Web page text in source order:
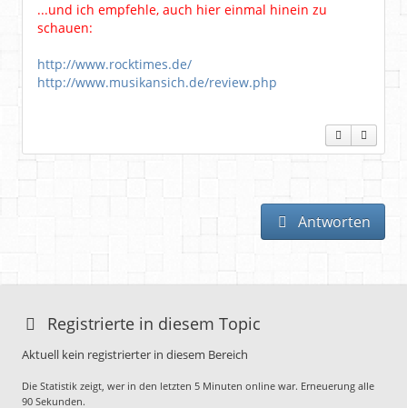
...und ich empfehle, auch hier einmal hinein zu
schauen:
http://www.rocktimes.de/
http://www.musikansich.de/review.php
Antworten
Registrierte in diesem Topic
Aktuell kein registrierter in diesem Bereich
Die Statistik zeigt, wer in den letzten 5 Minuten online war. Erneuerung alle
90 Sekunden.